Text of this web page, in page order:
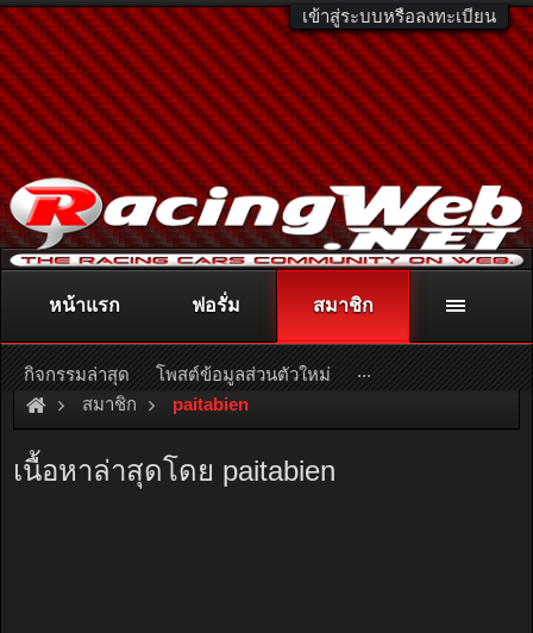
เข้าสู่ระบบหรือลงทะเบียน
ติดต่อลงโฆษณา racingweb@gmail.comหรือโทร. 081-811-1138
หรืออ่านรายละเอียดเพิ่มเติม คลิกที่นี่
สมาชิก paitabien
เนื้อหาล่าสุดโดย paitabien
หน้าแรก ฟอรั่ม สมาชิก
กิจกรรมล่าสุด โพสต์ข้อมูลส่วนตัวใหม่ ...